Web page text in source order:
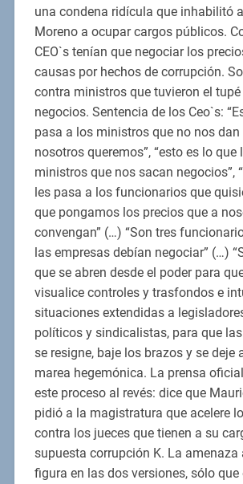
una condena ridícula que inhabilitó
Moreno a ocupar cargos públicos.
CEO`s tenían que negociar los
causas por hechos de corrupción.
contra ministros que tuvieron el
negocios. Sentencia de los Ceo`s:
pasa a los ministros que no nos
nosotros queremos”, “esto es lo que
ministros que nos sacan negocios”,
les pasa a los funcionarios que
que pongamos los precios que a
convengan” (…) “Son tres
las empresas debían negociar” (…)
que se abren desde el poder para
visualice controles y trasfondos e
situaciones extendidas a
políticos y sindicalistas, para que
se resigne, baje los brazos y se deje
marea hegemónica. La prensa
este proceso al revés: dice que
pidió a la magistratura que acelere
contra los jueces que tienen a su
supuesta corrupción K. La amenaza
figura en las dos versiones, sólo